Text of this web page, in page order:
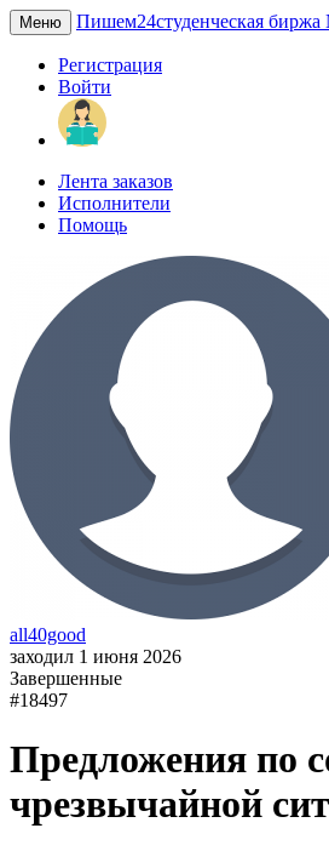
Меню Пишем24студенческая биржа
Регистрация
Войти
Лента заказов
Исполнители
Помощь
all40good
заходил 1 июня 2026
Завершенные
#18497
Предложения по
чрезвычайной